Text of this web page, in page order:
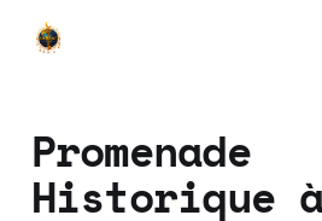
Promenade
Historique